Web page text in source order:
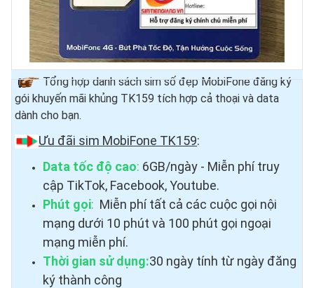
Tổng hợp danh sách sim số đẹp MobiFone đăng ký
gói khuyến mãi khủng TK159 tích hợp cả thoại và data
dành cho bạn.
Ưu đãi sim MobiFone TK159:
Data tốc độ cao: 6GB/ngày - Miễn phí truy
cập TikTok, Facebook, Youtube.
Phút gọi: Miễn phí tất cả các cuộc gọi nội
mạng dưới 10 phút và 100 phút gọi ngoại
mạng miễn phí.
Thời gian sử dụng:30 ngày tính từ ngày đăng
ký thành công